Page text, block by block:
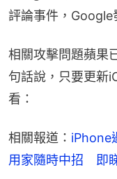
評論事件，Google
相關攻擊問題蘋果
句話說，只要更新
看：
相關報道： iPhone
用家隨時中招　即